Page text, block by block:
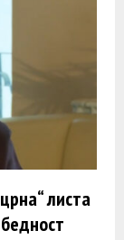
листа